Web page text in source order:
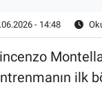
- 14:48
ilk